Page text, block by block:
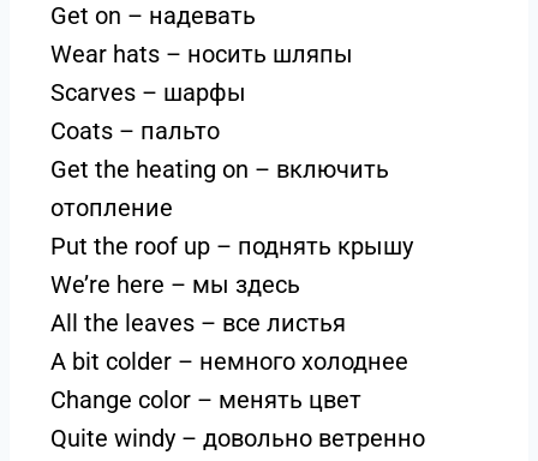
Get on – надевать
Wear hats – носить шляпы
Scarves – шарфы
Coats – пальто
Get the heating on – включить
отопление
Put the roof up – поднять крышу
We’re here – мы здесь
All the leaves – все листья
A bit colder – немного холоднее
Change color – менять цвет
Quite windy – довольно ветренно